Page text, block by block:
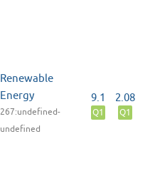
Renewable
Energy
267:undefined-
undefined
9.1
Q1
2.08
Q1